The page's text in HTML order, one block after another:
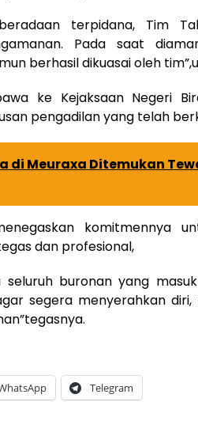
terpidana, Tim
Pada saat
berhasil dikuasai oleh
ke Kejaksaan Negeri
pengadilan yang telah
di Meuraxa Ditemukan
komitmennya
dan profesional,
buronan yang
segera menyerahkan
Telegram